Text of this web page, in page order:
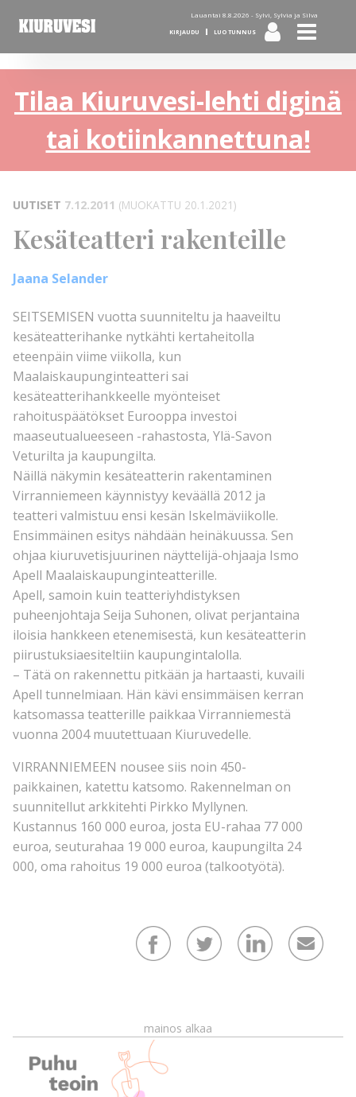
Lauantai 8.8.2026 - Sylvi, Sylvia ja Silva
KIRJAUDU LUO TUNNUS
Tilaa Kiuruvesi-lehti diginä
tai kotiinkannettuna!
UUTISET 7.12.2011 (MUOKATTU 20.1.2021)
Kesäteatteri rakenteille
Jaana Selander
SEITSEMISEN vuotta suunniteltu ja haaveiltu
kesäteatterihanke nytkähti kertaheitolla
eteenpäin viime viikolla, kun
Maalaiskaupunginteatteri sai
kesäteatterihankkeelle myönteiset
rahoituspäätökset Eurooppa investoi
maaseutualueeseen -rahastosta, Ylä-Savon
Veturilta ja kaupungilta.
Näillä näkymin kesäteatterin rakentaminen
Virranniemeen käynnistyy keväällä 2012 ja
teatteri valmistuu ensi kesän Iskelmäviikolle.
Ensimmäinen esitys nähdään heinäkuussa. Sen
ohjaa kiuruvetisjuurinen näyttelijä-ohjaaja Ismo
Apell Maalaiskaupunginteatterille.
Apell, samoin kuin teatteriyhdistyksen
puheenjohtaja Seija Suhonen, olivat perjantaina
iloisia hankkeen etenemisestä, kun kesäteatterin
piirustuksiaesiteltiin kaupungintalolla.
– Tätä on rakennettu pitkään ja hartaasti, kuvaili
Apell tunnelmiaan. Hän kävi ensimmäisen kerran
katsomassa teatterille paikkaa Virranniemestä
vuonna 2004 muutettuaan Kiuruvedelle.
VIRRANNIEMEEN nousee siis noin 450-
paikkainen, katettu katsomo. Rakennelman on
suunnitellut arkkitehti Pirkko Myllynen.
Kustannus 160 000 euroa, josta EU-rahaa 77 000
euroa, seuturahaa 19 000 euroa, kaupungilta 24
000, oma rahoitus 19 000 euroa (talkootyötä).
mainos alkaa